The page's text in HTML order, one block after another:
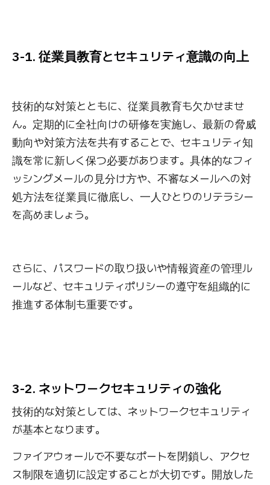
3-1. 従業員教育とセキュリティ意識の向上
技術的な対策とともに、従業員教育も欠かせませ
ん。定期的に全社向けの研修を実施し、最新の脅威
動向や対策方法を共有することで、セキュリティ知
識を常に新しく保つ必要があります。具体的なフィ
ッシングメールの見分け方や、不審なメールへの対
処方法を従業員に徹底し、一人ひとりのリテラシー
を高めましょう。
さらに、パスワードの取り扱いや情報資産の管理ル
ールなど、セキュリティポリシーの遵守を組織的に
推進する体制も重要です。
3-2. ネットワークセキュリティの強化
技術的な対策としては、ネットワークセキュリティ
が基本となります。
ファイアウォールで不要なポートを閉鎖し、アクセ
ス制限を適切に設定することが大切です。開放した